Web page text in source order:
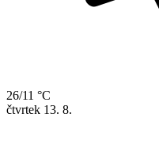
26/11 °C
čtvrtek 13. 8.